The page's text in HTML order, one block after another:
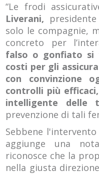
“Le frodi
Liverani,
solo le compagnie,
concreto per
falso o gonfiato si
costi per gli
con convinzione
controlli più
intelligente delle
prevenzione di tali
Sebbene
aggiunge una
riconosce che la
nella giusta